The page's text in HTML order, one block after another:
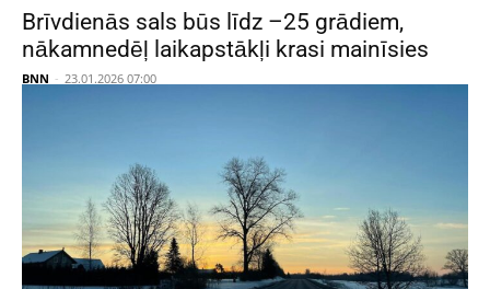
Brīvdienās sals būs līdz –25 grādiem,
nākamnedēļ laikapstākļi krasi mainīsies
BNN - 23.01.2026 07:00